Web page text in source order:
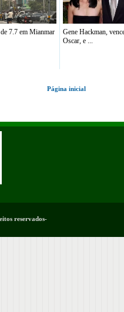
7.7 em Mianmar
Gene Hackman,
Oscar, e ...
Página inicial
reservados-